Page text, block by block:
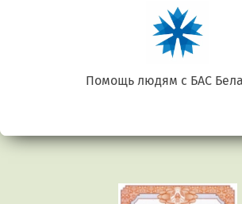
Беларусь. Gluten free
Предыдущий